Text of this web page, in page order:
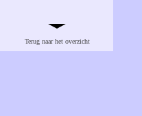
1971
Terug naar het overzicht